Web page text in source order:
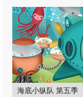
海底小纵队 第五季